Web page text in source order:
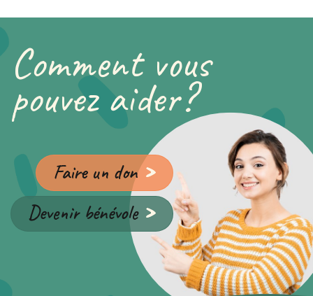
Comment vous
pouvez aider?
Faire un don
Devenir bénévole